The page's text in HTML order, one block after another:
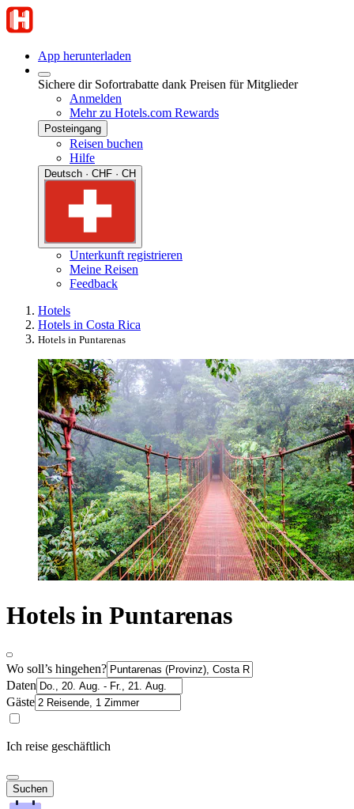
App herunterladen
Sichere dir Sofortrabatte dank Preisen für Mitglieder
Anmelden
Mehr zu Hotels.com Rewards
Posteingang
Reisen buchen
Hilfe
Deutsch · CHF · CH
Unterkunft registrieren
Meine Reisen
Feedback
Hotels
Hotels in Costa Rica
Hotels in Puntarenas
Hotels in Puntarenas
Wo soll’s hingehen?
Daten
Gäste
Ich reise geschäftlich
Suchen